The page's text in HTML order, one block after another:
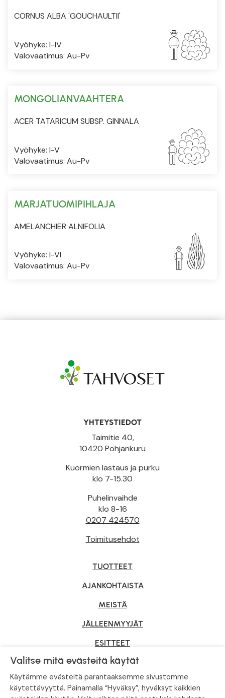
CORNUS ALBA 'GOUCHAULTII'
Vyöhyke: I-IV
Valovaatimus: Au-Pv
MONGOLIANVAAHTERA
ACER TATARICUM SUBSP. GINNALA
Vyöhyke: I-V
Valovaatimus: Au-Pv
MARJATUOMIPIHLAJA
AMELANCHIER ALNIFOLIA
Vyöhyke: I-VI
Valovaatimus: Au-Pv
YHTEYSTIEDOT
Taimitie 40,
10420 Pohjankuru
Kuormien lastaus ja purku
klo 7-15.30
Puhelinvaihde
klo 8-16
0207 424570
Toimitusehdot
TUOTTEET
AJANKOHTAISTA
MEISTÄ
JÄLLEENMYYJÄT
ESITTEET
YRITYSMYYNTI
Valitse mitä evästeitä käytät
Käytämme evästeitä parantaaksemme sivustomme
käytettävyyttä. Painamalla “Hyväksy”, hyväksyt kaikkien